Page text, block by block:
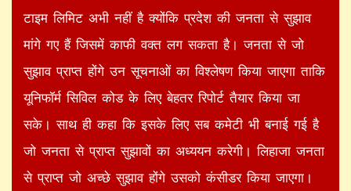
टाइम लिमिट अभी नहीं है क्योंकि प्रदेश की जनता से सुझाव
मांगे गए हैं जिसमें काफी वक्त लग सकता है। जनता से जो
सुझाव प्राप्त होंगे उन सूचनाओं का विश्लेषण किया जाएगा ताकि
यूनिफॉर्म सिविल कोड के लिए बेहतर रिपोर्ट तैयार किया जा
सके। साथ ही कहा कि इसके लिए सब कमेटी भी बनाई गई है
जो जनता से प्राप्त सुझावों का अध्ययन करेगी। लिहाजा जनता
से प्राप्त जो अच्छे सुझाव होंगे उसको कंसीडर किया जाएगा।